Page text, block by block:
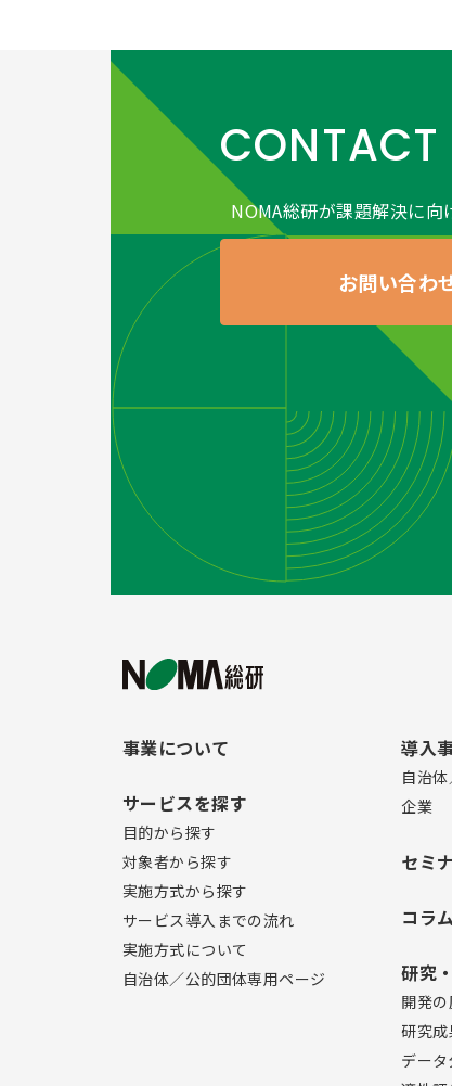
CONTACT
NOMA総研が課題解決に向
お問い合わ
事業について
サービスを探す
目的から探す
対象者から探す
実施方式から探す
サービス導入までの流れ
実施方式について
自治体／公的団体専用ページ
導入
自治
企業
セミ
コラム
研究
開発の
研究成
デー